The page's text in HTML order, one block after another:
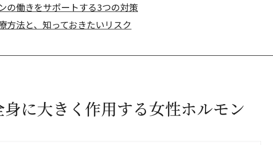
の働きをサポートする3つの対策
方法と、知っておきたいリスク
に大きく作用する女性ホルモン